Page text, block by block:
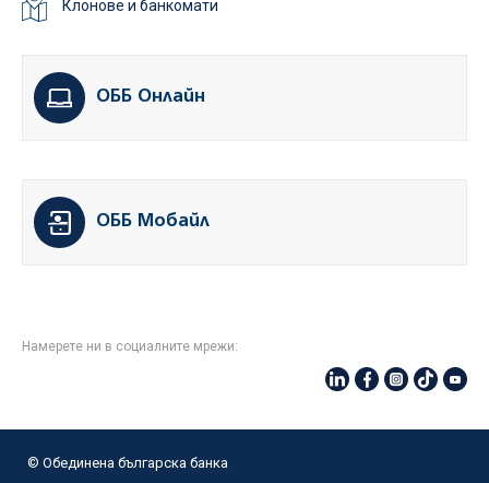
Клонове и банкомати
ОББ Онлайн
ОББ Мобайл
Намерете ни в социалните мрежи:
© Oбединена българска банка